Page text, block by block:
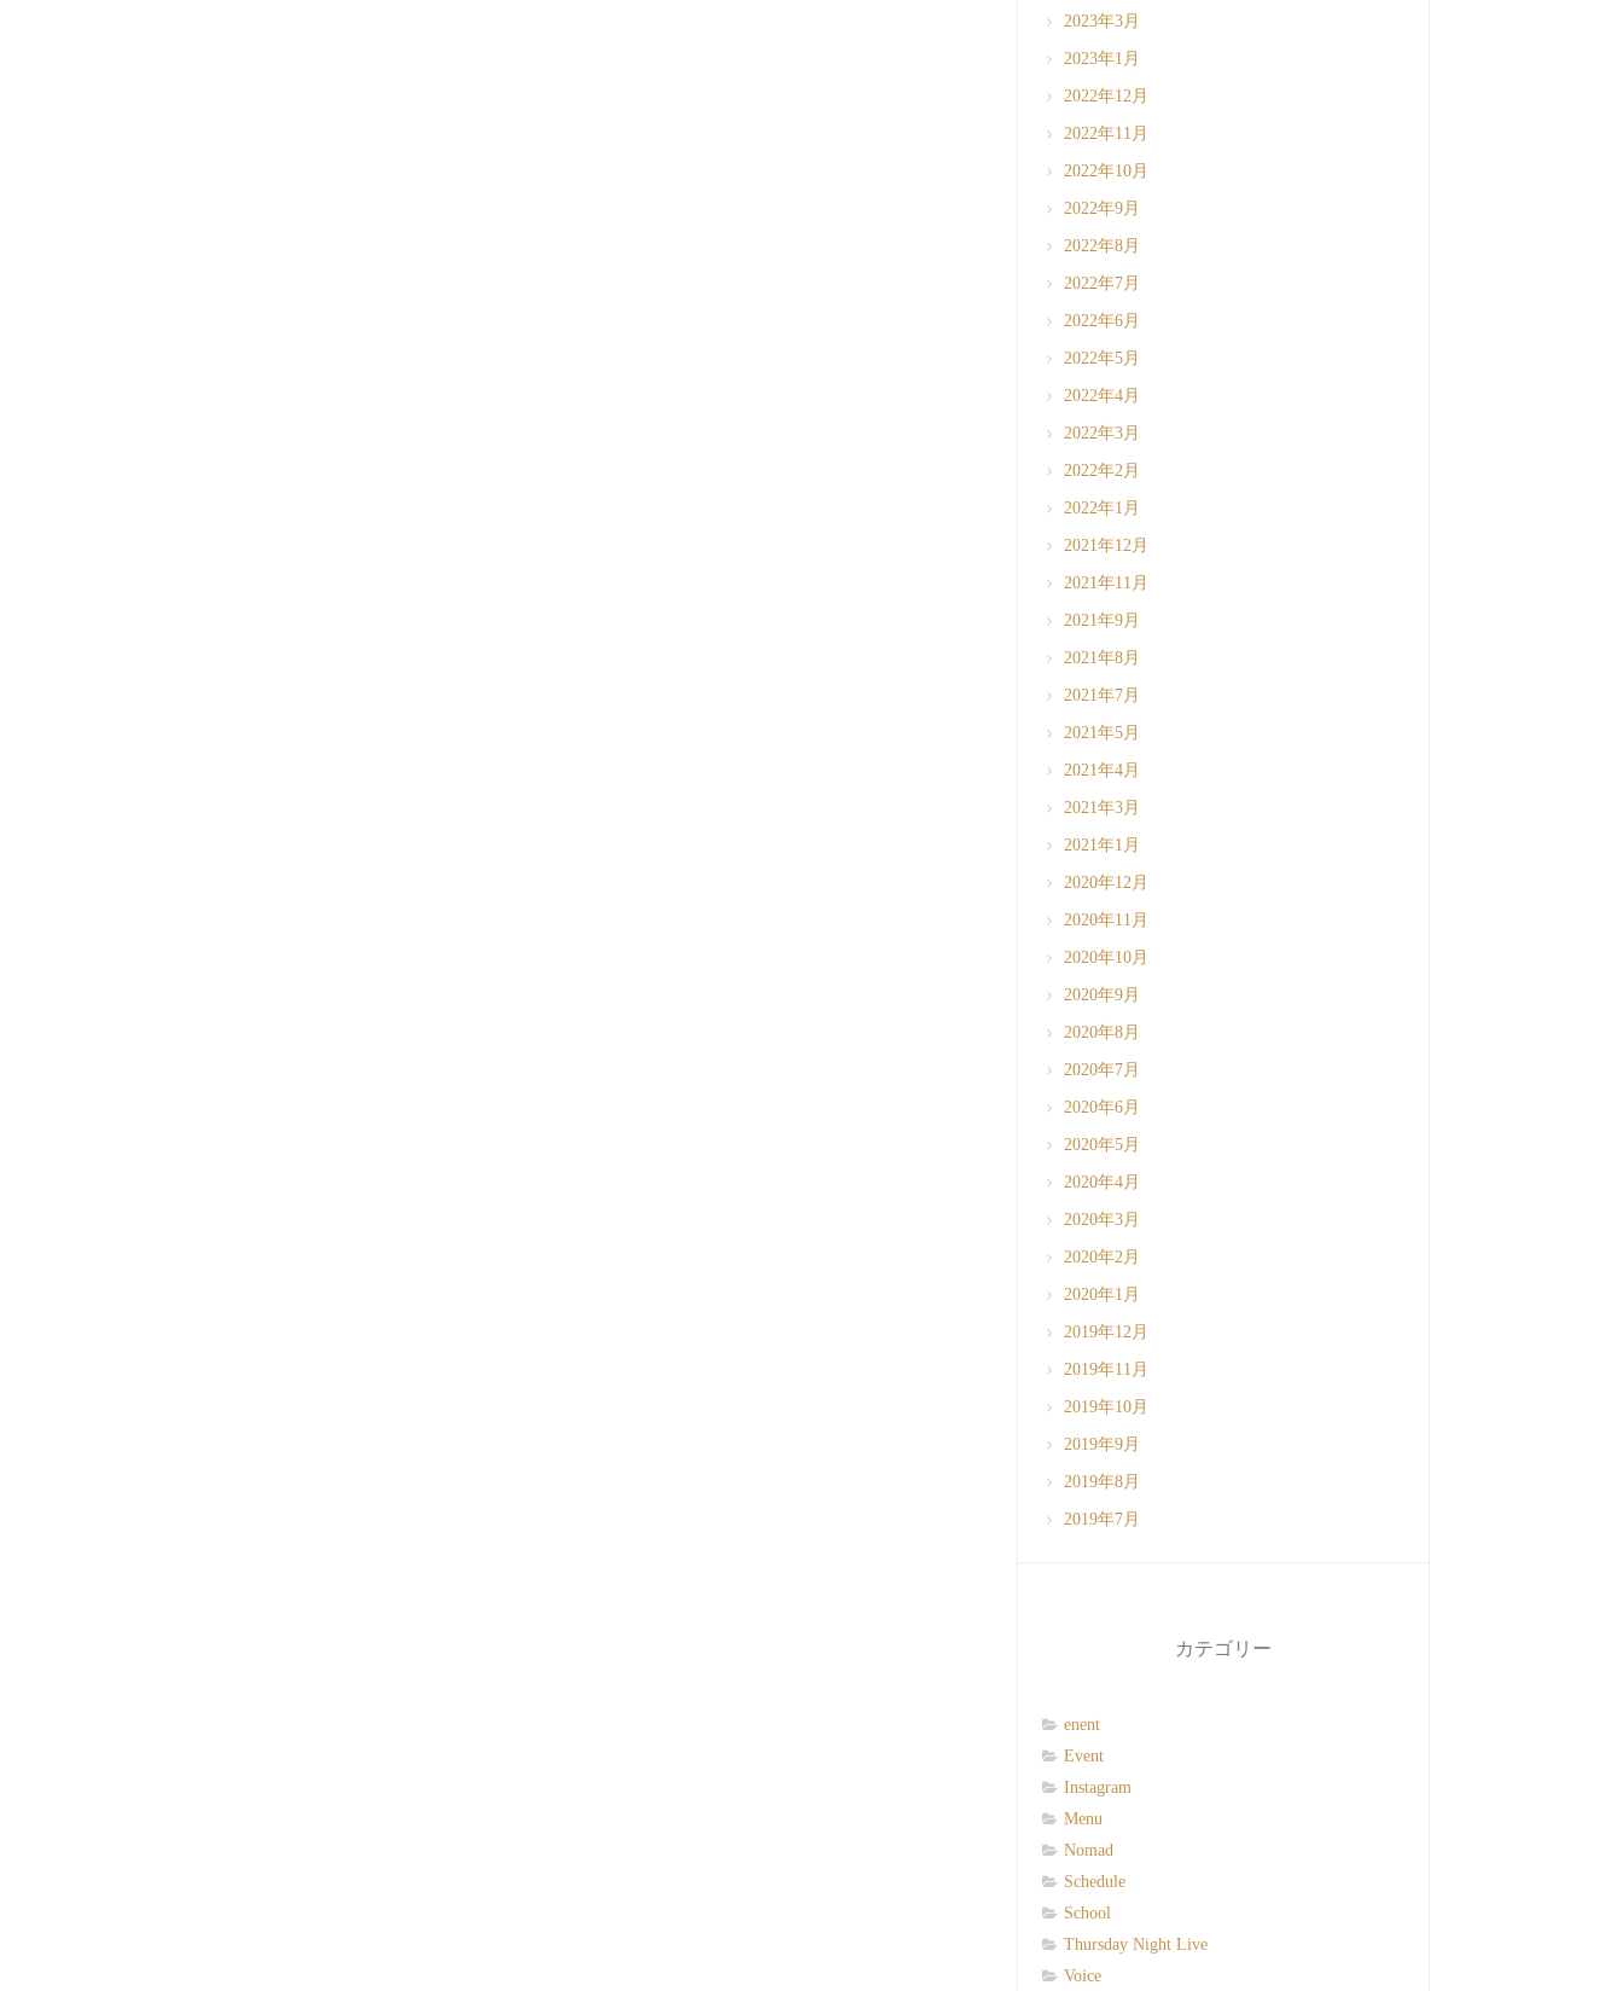
2023年3月
2023年1月
2022年12月
2022年11月
2022年10月
2022年9月
2022年8月
2022年7月
2022年6月
2022年5月
2022年4月
2022年3月
2022年2月
2022年1月
2021年12月
2021年11月
2021年9月
2021年8月
2021年7月
2021年5月
2021年4月
2021年3月
2021年1月
2020年12月
2020年11月
2020年10月
2020年9月
2020年8月
2020年7月
2020年6月
2020年5月
2020年4月
2020年3月
2020年2月
2020年1月
2019年12月
2019年11月
2019年10月
2019年9月
2019年8月
2019年7月
カテゴリー
enent
Event
Instagram
Menu
Nomad
Schedule
School
Thursday Night Live
Voice